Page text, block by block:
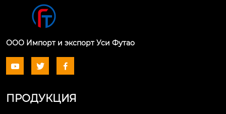
ООО Импорт и экспорт Уси Футао
  
ПРОДУКЦИЯ